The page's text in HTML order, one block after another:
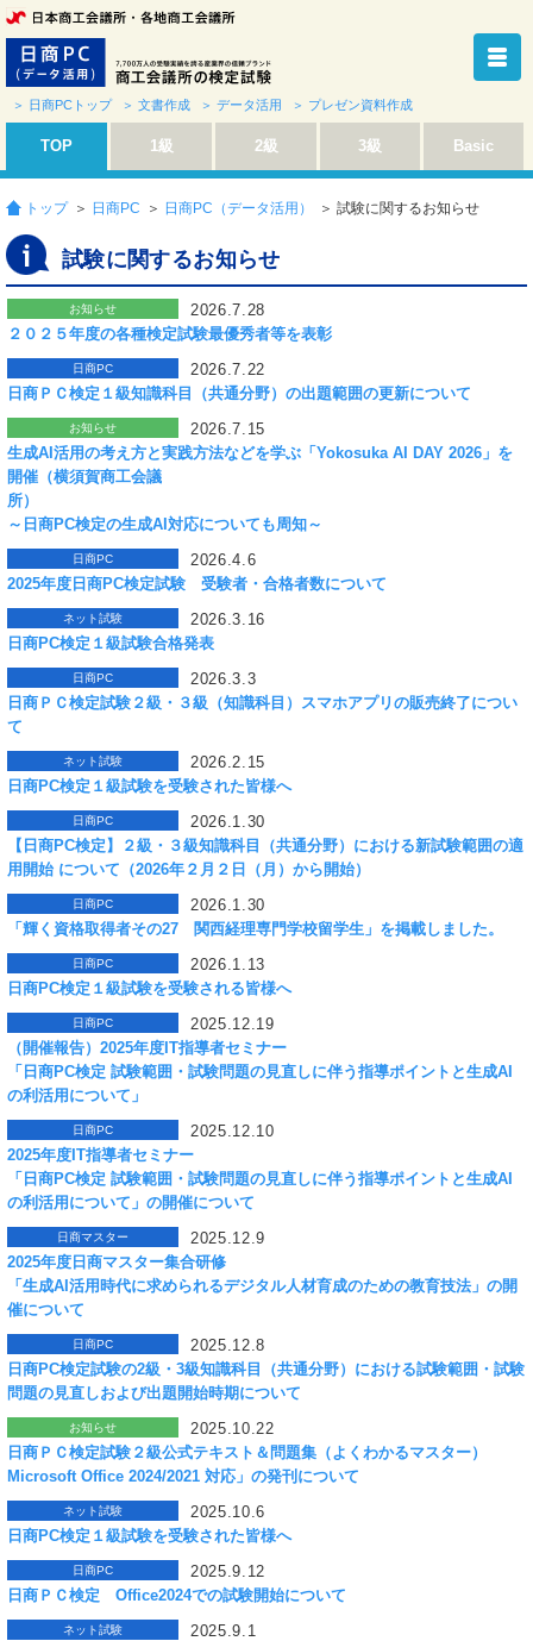
＞ 日商PCトップ ＞ 文書作成 ＞ データ活用 ＞ プレゼン資料作成
TOP 1級 2級 3級 Basic
トップ ＞ 日商PC ＞ 日商PC（データ活用） ＞ 試験に関するお知らせ
試験に関するお知らせ
お知らせ
2026.7.28
２０２５年度の各種検定試験最優秀者等を表彰
日商PC
2026.7.22
日商ＰＣ検定１級知識科目（共通分野）の出題範囲の更新について
お知らせ
2026.7.15
生成AI活用の考え方と実践方法などを学ぶ「Yokosuka AI DAY 2026」を
開催（横須賀商工会議
所
～日商PC検定の生成AI対応についても周知～
日商PC
2026.4.6
2025年度日商PC検定試験 受験者・合格者数について
ネット試験
2026.3.16
日商PC検定１級試験合格発表
日商PC
2026.3.3
日商ＰＣ検定試験２級・３級（知識科目）スマホアプリの販売終了につい
て
ネット試験
2026.2.15
日商PC検定１級試験を受験された皆様へ
日商PC
2026.1.30
【日商PC検定】２級・３級知識科目（共通分野）における新試験範囲の適
用開始 について（2026年２月２日（月）から開始）
日商PC
2026.1.30
「輝く資格取得者その27 関西経理専門学校留学生」を掲載しました。
日商PC
2026.1.13
日商PC検定１級試験を受験される皆様へ
日商PC
2025.12.19
（開催報告）2025年度IT指導者セミナー
「日商PC検定 試験範囲・試験問題の見直しに伴う指導ポイントと生成AI
の利活用について」
日商PC
2025.12.10
2025年度IT指導者セミナー
「日商PC検定 試験範囲・試験問題の見直しに伴う指導ポイントと生成AI
の利活用について」の開催について
日商マスター
2025.12.9
2025年度日商マスター集合研修
「生成AI活用時代に求められるデジタル人材育成のための教育技法」の開
催について
日商PC
2025.12.8
日商PC検定試験の2級・3級知識科目（共通分野）における試験範囲・試験
問題の見直しおよび出題開始時期について
お知らせ
2025.10.22
日商ＰＣ検定試験２級公式テキスト＆問題集（よくわかるマスター）
Microsoft Office 2024/2021 対応」の発刊について
ネット試験
2025.10.6
日商PC検定１級試験を受験された皆様へ
日商PC
2025.9.12
日商ＰＣ検定 Office2024での試験開始について
ネット試験
2025.9.1